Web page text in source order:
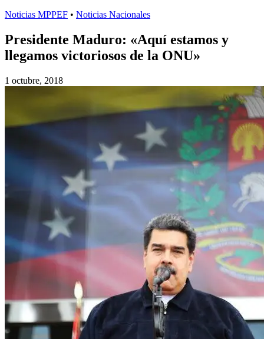
Noticias MPPEF • Noticias Nacionales
Presidente Maduro: «Aquí estamos y
llegamos victoriosos de la ONU»
1 octubre, 2018